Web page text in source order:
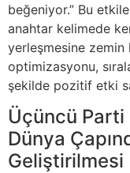
beğeniyor.” Bu
anahtar kelimede
yerleşmesine zemin
optimizasyonu,
şekilde pozitif etki
Üçüncü
Dünya
Geliştirilmesi